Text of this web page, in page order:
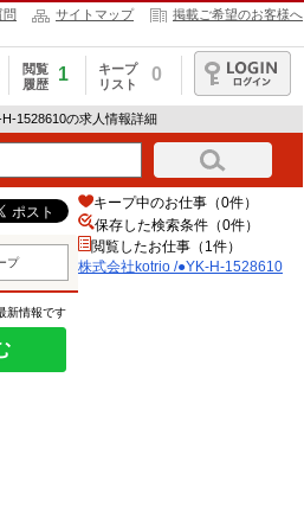
問 サイトマップ 掲載ご希望のお客様へ
閲覧
履歴
1
キープ
リスト
0
ログイン
1528610の求人情報詳細
プ
新情報です
キープ中のお仕事（0件）
保存した検索条件（0件）
閲覧したお仕事（1件）
株式会社kotrio /●YK-H-1528610